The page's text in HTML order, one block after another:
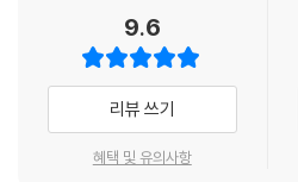
럽게 보여도 나무나 야수처럼 사실은 유
하기도 해. 진실이란 비할 데 없이 소중
진실은 자유, 이상과 함께 세상에서 가장
--- p.131-132
커러의 뒤통수를 바라보았다. 머리카락
가 다 자라고 나서는 ‘나이 차가 많이 나
히 누나 탄커이가 동생 탄커러에게 품은
등 그 어떤 정의로도 온전히 포착할 수
인 사랑이라 말할 수 있다.
9.6
리뷰 쓰기
혜택 및 유의사항